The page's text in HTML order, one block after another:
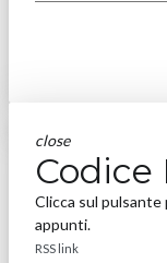
close
Codice
Clicca sul pulsante
appunti.
RSS link